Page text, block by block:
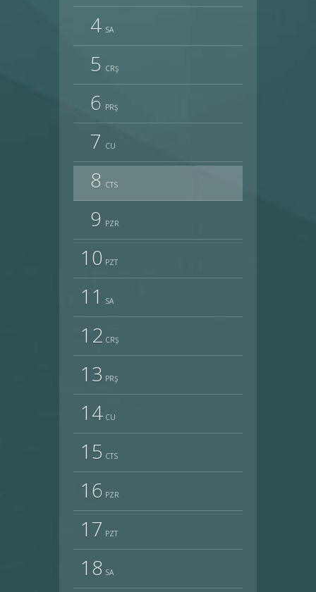
4 SA
5 CRŞ
6 PRŞ
7 CU
8 CTS
9 PZR
10 PZT
11 SA
12 CRŞ
13 PRŞ
14 CU
15 CTS
16 PZR
17 PZT
18 SA